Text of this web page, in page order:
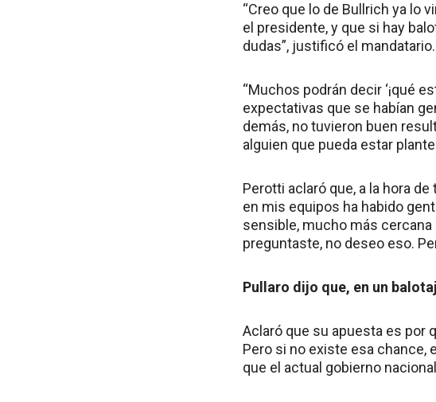
“Creo que lo de Bullrich ya lo
el presidente, y que si hay
dudas”, justificó el mandatario.
“Muchos podrán decir ‘¡qué
expectativas que se habían
demás, no tuvieron buen
alguien que pueda estar
Perotti aclaró que, a la hora
en mis equipos ha habido
sensible, mucho más cercana
preguntaste, no deseo eso.
Pullaro dijo que, en un
Aclaró que su apuesta es por
Pero si no existe esa chance,
que el actual gobierno